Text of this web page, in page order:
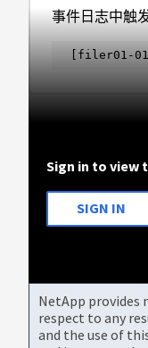
事件日志中触
[filer01-
Sign in to view
SIGN IN
NetApp
respect to any
and the use of